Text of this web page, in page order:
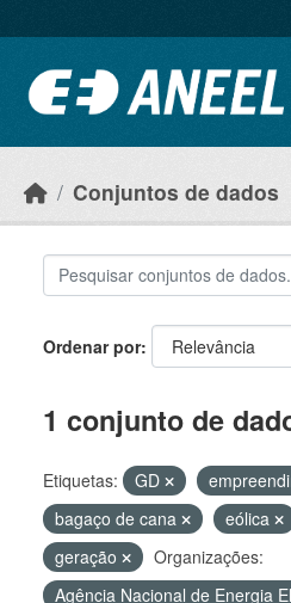
Conjuntos de dados
Ordenar por
1 conjunto de
Etiquetas: GD
bagaço de cana
eólica
geração
Organizações:
Agência Nacional de Energia